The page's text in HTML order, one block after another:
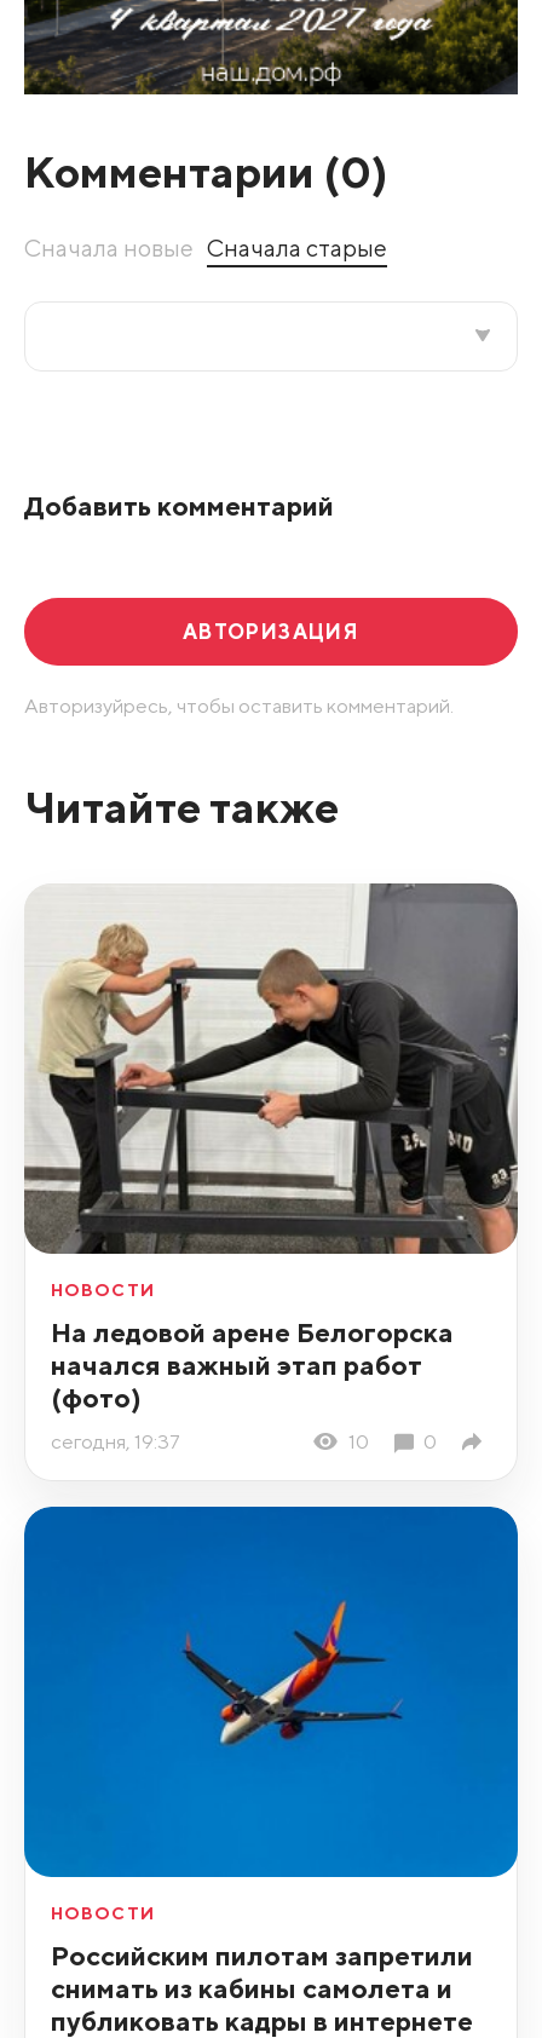
Комментарии (0)
Сначала новые Сначала старые
Добавить комментарий
АВТОРИЗАЦИЯ
Авторизуйресь, чтобы оставить комментарий.
Читайте также
НОВОСТИ
На ледовой арене Белогорска
начался важный этап работ
(фото)
сегодня, 19:37 10 0
НОВОСТИ
Российским пилотам запретили
снимать из кабины самолета и
публиковать кадры в интернете